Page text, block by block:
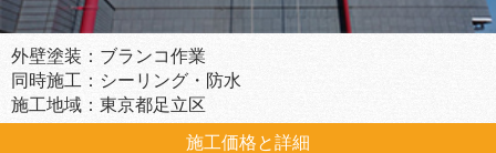
外壁塗装：ブランコ作業
同時施工：シーリング・防水
施工地域：東京都足立区
施工価格と詳細